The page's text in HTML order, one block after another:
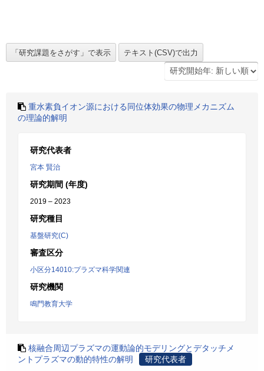
重水素負イオン源における同位体効果の物理メカニズム
の理論的解明
研究代表者
宮本 賢治
研究期間 (年度)
2019 – 2023
研究種目
基盤研究(C)
審査区分
小区分14010:プラズマ科学関連
研究機関
鳴門教育大学
核融合周辺プラズマの運動論的モデリングとデタッチメ
ントプラズマの動的特性の解明
研究代表者